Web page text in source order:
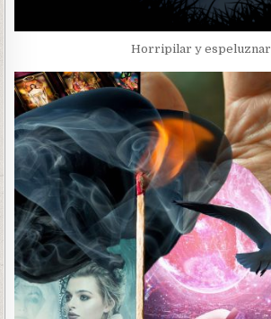
Horripilar y espeluznar